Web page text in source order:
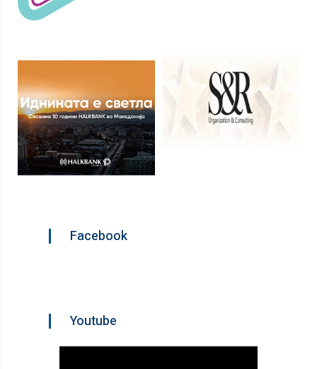
Facebook
Youtube